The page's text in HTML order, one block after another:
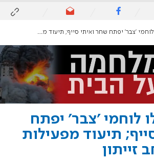
יפתח שחר ואיתי סייף; תיעוד מפעילות הגדוד במרחב זייתון
לוחמי 'צבר' יפתח
תיעוד מפעילות
זייתון